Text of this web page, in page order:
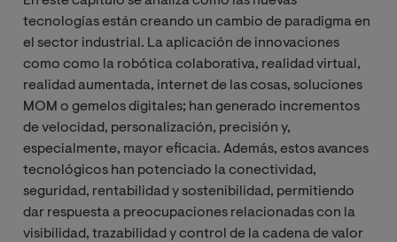
tecnologías están creando un cambio de paradigma en
el sector industrial. La aplicación de innovaciones
como como la robótica colaborativa, realidad virtual,
realidad aumentada, internet de las cosas, soluciones
MOM o gemelos digitales; han generado incrementos
de velocidad, personalización, precisión y,
especialmente, mayor eficacia. Además, estos avances
tecnológicos han potenciado la conectividad,
seguridad, rentabilidad y sostenibilidad, permitiendo
dar respuesta a preocupaciones relacionadas con la
visibilidad, trazabilidad y control de la cadena de valor